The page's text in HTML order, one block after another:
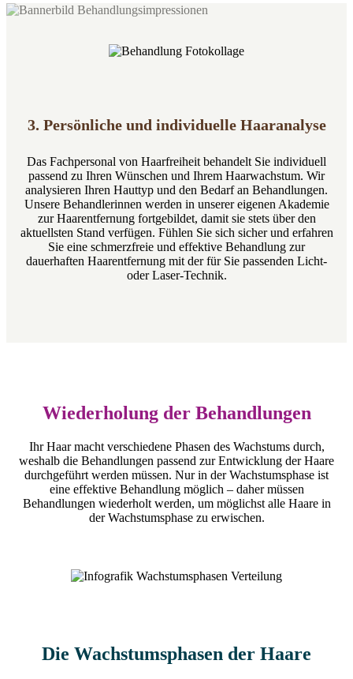
3. Persönliche und individuelle Haaranalyse
Das Fachpersonal von Haarfreiheit behandelt Sie individuell
passend zu Ihren Wünschen und Ihrem Haarwachstum. Wir
analysieren Ihren Hauttyp und den Bedarf an Behandlungen.
Unsere Behandlerinnen werden in unserer eigenen Akademie
zur Haarentfernung fortgebildet, damit sie stets über den
aktuellsten Stand verfügen. Fühlen Sie sich sicher und erfahren
Sie eine schmerzfreie und effektive Behandlung zur
dauerhaften Haarentfernung mit der für Sie passenden Licht-
oder Laser-Technik.
Wiederholung der Behandlungen
Ihr Haar macht verschiedene Phasen des Wachstums durch,
weshalb die Behandlungen passend zur Entwicklung der Haare
durchgeführt werden müssen. Nur in der Wachstumsphase ist
eine effektive Behandlung möglich – daher müssen
Behandlungen wiederholt werden, um möglichst alle Haare in
der Wachstumsphase zu erwischen.
Die Wachstumsphasen der Haare